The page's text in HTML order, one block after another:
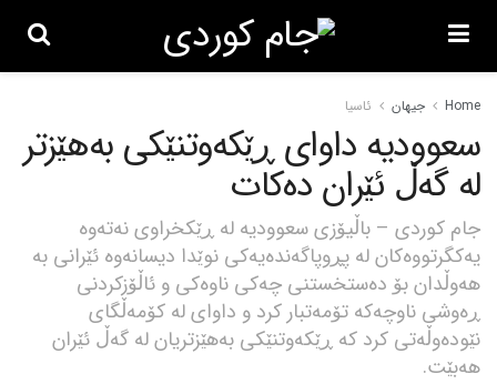
Home جیهان ئاسیا
سعوودیە داوای ڕێکەوتنێکی بەهێزتر
لە گەڵ ئێران دەکات
جام کوردی – باڵیۆزی سعوودیە لە ڕێکخراوی نەتەوە
یەکگرتووەکان لە پڕوپاگەندەیەکی نوێدا دیسانەوە ئێرانی بە
هەوڵدان بۆ دەستخستنی چەکی ناوەکی و ئاڵۆزکردنی
ڕەوشی ناوچەکە تۆمەتبار کرد و داوای لە کۆمەڵگای
نێودەوڵەتی کرد کە ڕێکەوتنێکی بەهێزتریان لە گەڵ ئێران
هەبێت.